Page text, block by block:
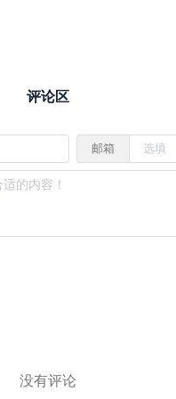
评论区
邮箱
没有评论